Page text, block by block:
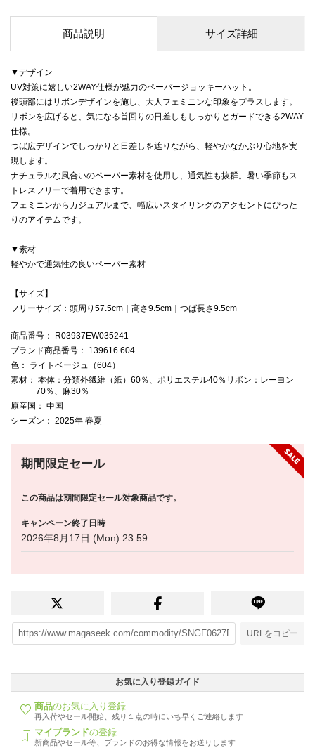
商品説明 サイズ詳細
▼デザイン
UV対策に嬉しい2WAY仕様が魅力のペーパージョッキーハット。
後頭部にはリボンデザインを施し、大人フェミニンな印象をプラスします。
リボンを広げると、気になる首回りの日差しもしっかりとガードできる2WAY
仕様。
つば広デザインでしっかりと日差しを遮りながら、軽やかなかぶり心地を実
現します。
ナチュラルな風合いのペーパー素材を使用し、通気性も抜群。暑い季節もス
トレスフリーで着用できます。
フェミニンからカジュアルまで、幅広いスタイリングのアクセントにぴった
りのアイテムです。
▼素材
軽やかで通気性の良いペーパー素材
【サイズ】
フリーサイズ：頭周り57.5cm｜高さ9.5cm｜つば長さ9.5cm
商品番号 ： R03937EW035241
ブランド商品番号 ： 139616 604
色 ： ライトベージュ（604）
素材 ： 本体：分類外繊維（紙）60％、ポリエステル40％リボン：レーヨン
70％、麻30％
原産国 ： 中国
シーズン ： 2025年 春夏
期間限定セール
この商品は期間限定セール対象商品です。
キャンペーン終了日時
2026年8月17日 (Mon) 23:59
URLをコピー
お気に入り登録ガイド
商品のお気に入り登録
再入荷やセール開始、残り１点の時にいち早くご連絡します
マイブランドの登録
新商品やセール等、ブランドのお得な情報をお送りします